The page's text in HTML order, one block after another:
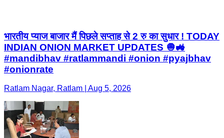
भारतीय प्याज बाजार मैं पिछले सप्ताह से 2 रु का सुधार ! TODAY
INDIAN ONION MARKET UPDATES 🧅🚜
#mandibhav #ratlammandi #onion #pyajbhav
#onionrate
Ratlam Nagar, Ratlam | Aug 5, 2026